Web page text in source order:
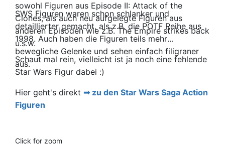
sowohl Figuren aus Episode II: Attack of the
Clones, als auch neu aufgelegte Figuren aus
anderen Episoden wie z.B. The Empire strikes back
u.s.w.
SWS Figuren waren schon schlanker und
detaillierter gemacht, als z.B. die POTF Reihe aus
1998. Auch haben die Figuren teils mehr
bewegliche Gelenke und sehen einfach filigraner
aus.
Schaut mal rein, vielleicht ist ja noch eine fehlende
Star Wars Figur dabei :)
Hier geht's direkt
zu den Star Wars Saga Action
Figuren